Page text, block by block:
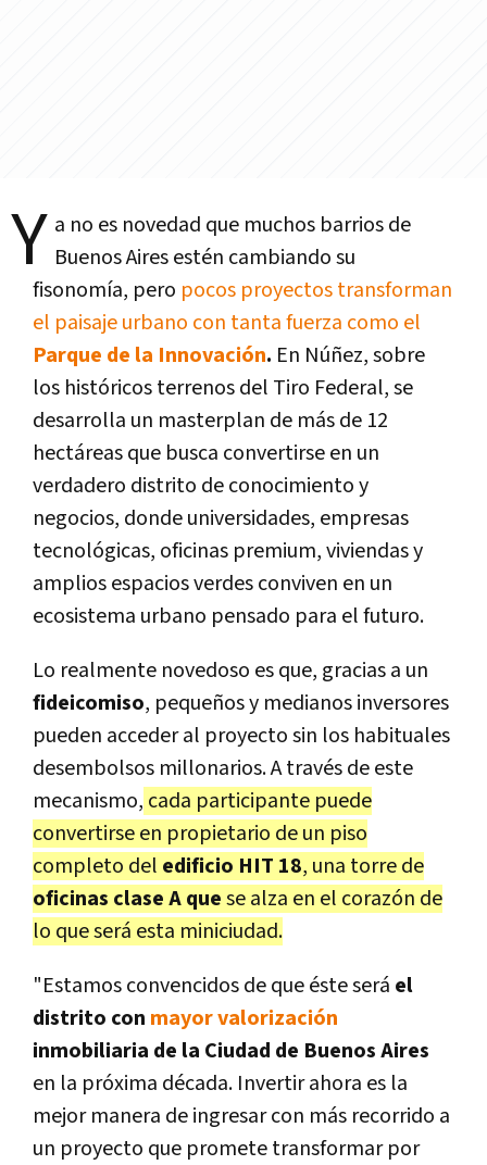
Y a no es novedad que muchos barrios de
Buenos Aires estén cambiando su
fisonomía, pero pocos proyectos transforman
el paisaje urbano con tanta fuerza como el
Parque de la Innovación. En Núñez, sobre
los históricos terrenos del Tiro Federal, se
desarrolla un masterplan de más de 12
hectáreas que busca convertirse en un
verdadero distrito de conocimiento y
negocios, donde universidades, empresas
tecnológicas, oficinas premium, viviendas y
amplios espacios verdes conviven en un
ecosistema urbano pensado para el futuro.
Lo realmente novedoso es que, gracias a un
fideicomiso, pequeños y medianos inversores
pueden acceder al proyecto sin los habituales
desembolsos millonarios. A través de este
mecanismo, cada participante puede
convertirse en propietario de un piso
completo del edificio HIT 18, una torre de
oficinas clase A quese alza en el corazón de
lo que será esta miniciudad.
"Estamos convencidos de que éste será el
distrito con mayor valorización
inmobiliaria de la Ciudad de Buenos Aires
en la próxima década. Invertir ahora es la
mejor manera de ingresar con más recorrido a
un proyecto que promete transformar por